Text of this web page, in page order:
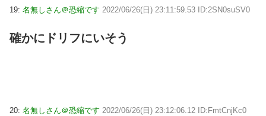
19: 名無しさん＠恐縮です 2022/06/26(日) 23:11:59.53 ID:2SN0suSV0
確かにドリフにいそう
20: 名無しさん＠恐縮です 2022/06/26(日) 23:12:06.12 ID:FmtCnjKc0